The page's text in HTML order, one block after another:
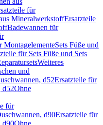
für
MineralwerkstoffErsatzteile
Badewannen für
MontagelementeSets Füße und
für Sets Füße und Sets
Weiteres
und
d52Ersatzteile für
d52Ohne
für
d90Ersatzteile für
d90Ohne